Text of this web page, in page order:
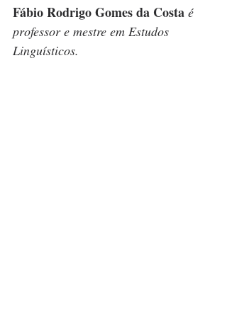
Fábio Rodrigo Gomes da Costa é
professor e mestre em Estudos
Linguísticos.